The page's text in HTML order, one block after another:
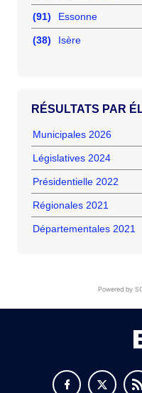
(91) Essonne
(38)
Isère
RÉSULTATS PAR
Municipales 2026
Législatives 2024
Présidentielle 2022
Régionales 2021
Départementales 2021
Powered by